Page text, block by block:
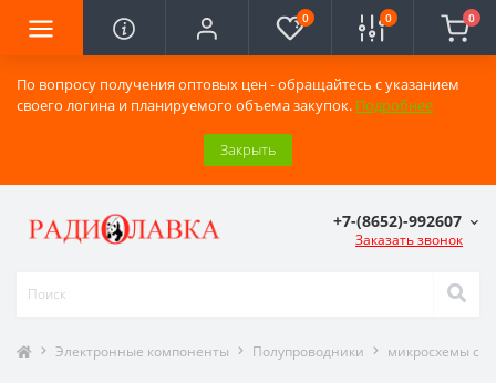
По вопросу получения оптовых цен - обращайтесь с указанием
своего логина и планируемого объема закупок. Подробнее
Закрыть
0 0 0
+7-(8652)-992607
Заказать звонок
Электронные компоненты Полупроводники микросхемы